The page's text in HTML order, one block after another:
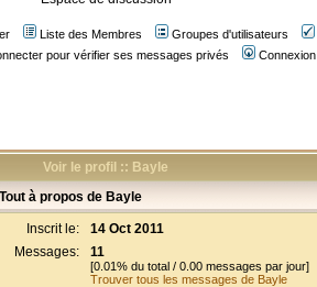
Liste des Membres Groupes d'utilisateurs
pour vérifier ses messages privés Connexion
Voir le profil :: Bayle
Tout à propos de Bayle
Inscrit le:
14 Oct 2011
Messages:
11
[0.01% du total / 0.00 messages par jour]
Trouver tous les messages de Bayle